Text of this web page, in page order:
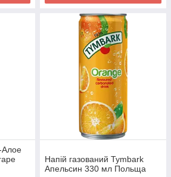
Алое
Напій газований Tymbark
Апельсин 330 мл Польща